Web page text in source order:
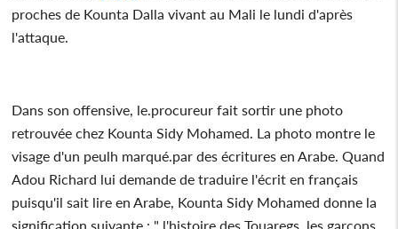
proches de Kounta Dalla vivant au Mali le lundi d'après
l'attaque.
Dans son offensive, le.procureur fait sortir une photo
retrouvée chez Kounta Sidy Mohamed. La photo montre le
visage d'un peulh marqué.par des écritures en Arabe. Quand
Adou Richard lui demande de traduire l'écrit en français
puisqu'il sait lire en Arabe, Kounta Sidy Mohamed donne la
signification suivante : " l'histoire des Touaregs, les garçons